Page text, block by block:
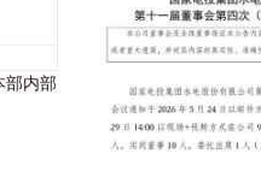
部内部